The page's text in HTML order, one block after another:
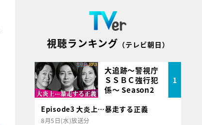
視聴ランキング （テレビ朝日）
大追跡～警視庁
ＳＳＢＣ強行犯
係～ Season2
1
Episode3 大炎上…暴走する正義
8月5日(水)放送分